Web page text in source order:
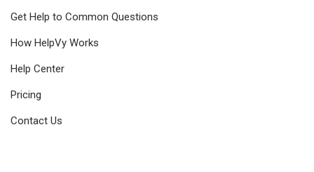
Get Help to Common Questions
How HelpVy Works
Help Center
Pricing
Contact Us